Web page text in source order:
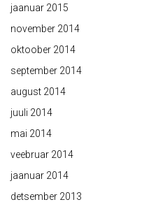
jaanuar 2015
november 2014
oktoober 2014
september 2014
august 2014
juuli 2014
mai 2014
veebruar 2014
jaanuar 2014
detsember 2013